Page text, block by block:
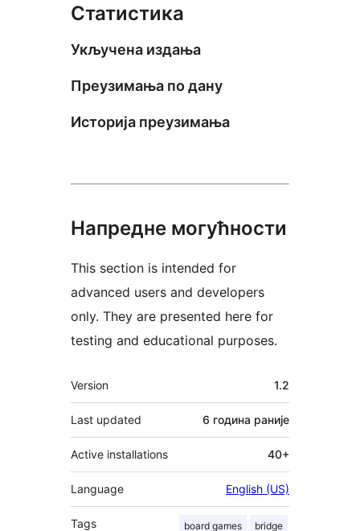
Статистика
Укључена издања
Преузимања по дану
Историја преузимања
Напредне могућности
This section is intended for
advanced users and developers
only. They are presented here for
testing and educational purposes.
Мета
Version 1.2
Last updated 6 година раније
Active installations 40+
Language English (US)
Tags board games bridge